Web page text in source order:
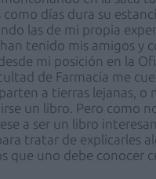
como días dura su
las de mi propia
han tenido mis amigos y
mi posición en la
de Farmacia me
a tierras lejanas, o
un libro. Pero como
a ser un libro
tratar de explicarles
que uno debe conocer